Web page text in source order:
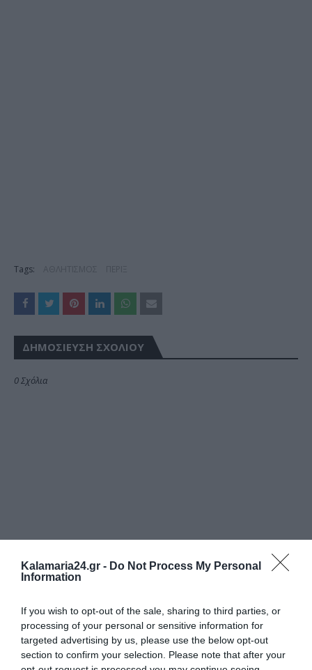
Kalamaria24.gr - Do Not Process My Personal
Information
If you wish to opt-out of the sale, sharing to third parties, or
processing of your personal or sensitive information for
targeted advertising by us, please use the below opt-out
section to confirm your selection. Please note that after your
Tags:
ΔΗΜΟΣΊΕΥΣΗ ΣΧΟΛΊΟΥ
0 Σχόλια